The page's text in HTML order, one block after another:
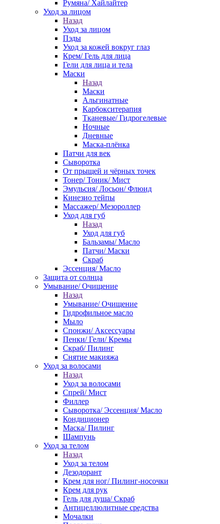
Румяна/ Хайлайтер
Уход за лицом
Назад
Уход за лицом
Пэды
Уход за кожей вокруг глаз
Крем/ Гель для лица
Гели для лица и тела
Маски
Назад
Маски
Альгинатные
Карбокситерапия
Тканевые/ Гидрогелевые
Ночные
Дневные
Маска-плёнка
Патчи для век
Сыворотка
От прыщей и чёрных точек
Тонер/ Тоник/ Мист
Эмульсия/ Лосьон/ Флюид
Кинезио тейпы
Массажер/ Мезороллер
Уход для губ
Назад
Уход для губ
Бальзамы/ Масло
Патчи/ Маски
Скраб
Эссенция/ Масло
Защита от солнца
Умывание/ Очищение
Назад
Умывание/ Очищение
Гидрофильное масло
Мыло
Спонжи/ Аксессуары
Пенки/ Гели/ Кремы
Скраб/ Пилинг
Снятие макияжа
Уход за волосами
Назад
Уход за волосами
Спрей/ Мист
Филлер
Сыворотка/ Эссенция/ Масло
Кондиционер
Маска/ Пилинг
Шампунь
Уход за телом
Назад
Уход за телом
Дезодорант
Крем для ног/ Пилинг-носочки
Крем для рук
Гель для душа/ Скраб
Антицеллюлитные средства
Мочалки